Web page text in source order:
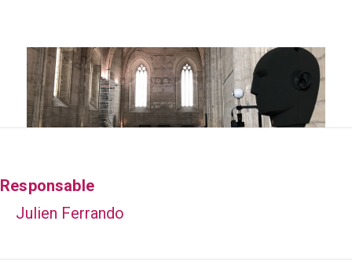
Responsable
Julien Ferrando